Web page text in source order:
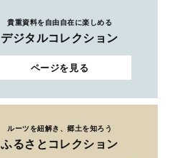
貴重資料を自由自在に楽しめる
デジタルコレクション
ページを見る
ルーツを紐解き、郷土を知ろう
ふるさとコレクション